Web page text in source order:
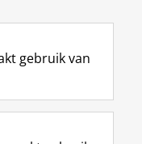
R
S
I
n
Y
o
gebruik van